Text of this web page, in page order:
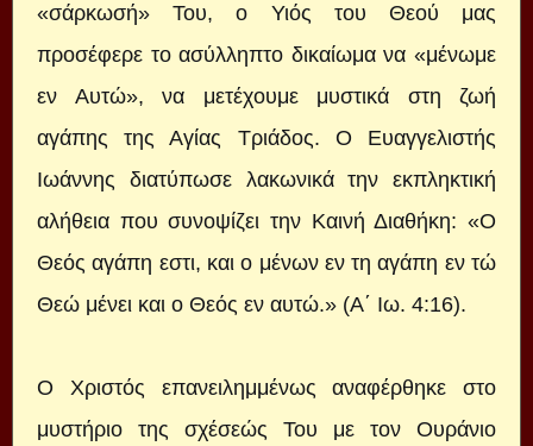
«σάρκωσή» Του, ο Υιός του Θεού μας
προσέφερε το ασύλληπτο δικαίωμα να «μένωμε
εν Αυτώ», να μετέχουμε μυστικά στη ζωή
αγάπης της Αγίας Τριάδος. Ο Ευαγγελιστής
Ιωάννης διατύπωσε λακωνικά την εκπληκτική
αλήθεια που συνοψίζει την Καινή Διαθήκη: «Ο
Θεός αγάπη εστι, και ο μένων εν τη αγάπη εν τώ
Θεώ μένει και ο Θεός εν αυτώ.» (A΄ Ιω. 4:16).
Ο Χριστός επανειλημμένως αναφέρθηκε στο
μυστήριο της σχέσεώς Του με τον Ουράνιο